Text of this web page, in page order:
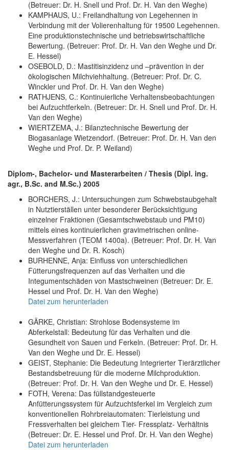
(Betreuer: Dr. H. Snell und Prof. Dr. H. Van den Weghe)
KAMPHAUS, U.: Freilandhaltung von Legehennen in
Verbindung mit der Volierenhaltung für 19500 Legehennen.
Eine produktionstechnische und betriebswirtschaftliche
Bewertung. (Betreuer: Prof. Dr. H. Van den Weghe und Dr.
E. Hessel)
OSEBOLD, D.: Mastitisinzidenz und –prävention in der
ökologischen Milchviehhaltung. (Betreuer: Prof. Dr. C.
Winckler und Prof. Dr. H. Van den Weghe)
RATHJENS, C.: Kontinuierliche Verhaltensbeobachtungen
bei Aufzuchtferkeln. (Betreuer: Dr. H. Snell und Prof. Dr. H.
Van den Weghe)
WIERTZEMA, J.: Bilanztechnische Bewertung der
Biogasanlage Wietzendorf. (Betreuer: Prof. Dr. H. Van den
Weghe und Prof. Dr. P. Weiland)
Diplom-, Bachelor- und Masterarbeiten / Thesis (Dipl. ing.
agr., B.Sc. and M.Sc.) 2005
BORCHERS, J.: Untersuchungen zum Schwebstaubgehalt
in Nutztierställen unter besonderer Berücksichtigung
einzelner Fraktionen (Gesamtschwebstaub und PM10)
mittels eines kontinuierlichen gravimetrischen online-
Messverfahren (TEOM 1400a). (Betreuer: Prof. Dr. H. Van
den Weghe und Dr. R. Kosch)
BURHENNE, Anja: Einfluss von unterschiedlichen
Fütterungsfrequenzen auf das Verhalten und die
Integumentschäden von Mastschweinen (Betreuer: Dr. E.
Hessel und Prof. Dr. H. Van den Weghe)
Datei zum herunterladen
GÄRKE, Christian: Strohlose Bodensysteme im
Abferkelstall: Bedeutung für das Verhalten und die
Gesundheit von Sauen und Ferkeln. (Betreuer: Prof. Dr. H.
Van den Weghe und Dr. E. Hessel)
GEIST, Stephanie: Die Bedeutung Integrierter Tierärztlicher
Bestandsbetreuung für die moderne Milchproduktion.
(Betreuer: Prof. Dr. H. Van den Weghe und Dr. E. Hessel)
FOTH, Verena: Das füllstandgesteuerte
Anfütterungssystem für Aufzuchtsferkel im Vergleich zum
konventionellen Rohrbreiautomaten: Tierleistung und
Fressverhalten bei gleichem Tier- Fressplatz- Verhältnis
(Betreuer: Dr. E. Hessel und Prof. Dr. H. Van den Weghe)
Datei zum herunterladen